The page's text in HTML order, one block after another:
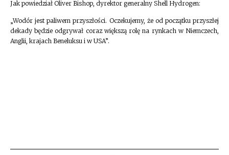
Jak powiedział Oliver Bishop, dyrektor generalny Shell Hydrogen:
„Wodór jest paliwem przyszłości. Oczekujemy, że od początku przyszłej
dekady będzie odgrywał coraz większą rolę na rynkach w Niemczech,
Anglii, krajach Beneluksu i w USA”.